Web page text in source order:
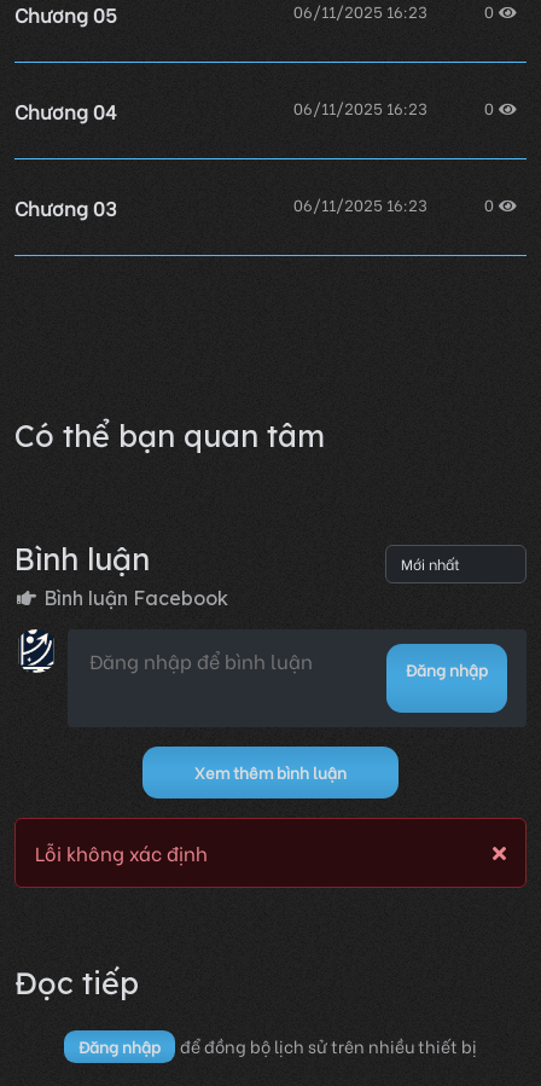
Chương 05 06/11/2025 16:23 0
Chương 04 06/11/2025 16:23 0
Chương 03 06/11/2025 16:23 0
Có thể bạn quan tâm
Bình luận
Bình luận Facebook
Đăng nhập
Xem thêm bình luận
Lỗi không xác định
Đọc tiếp
Đăng nhập để đồng bộ lịch sử trên nhiều thiết bị